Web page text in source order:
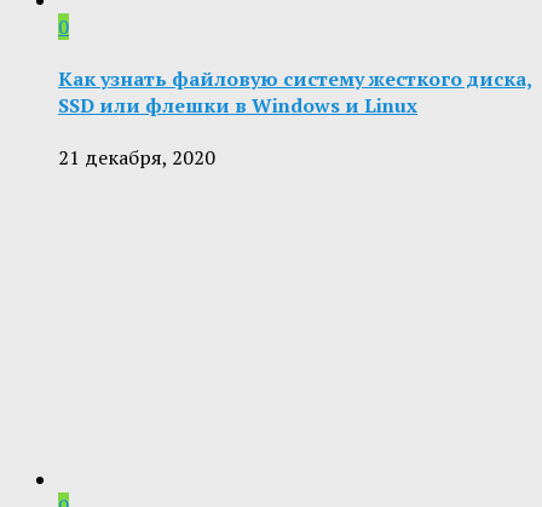
0
Как узнать файловую систему жесткого диска,
SSD или флешки в Windows и Linux
21 декабря, 2020